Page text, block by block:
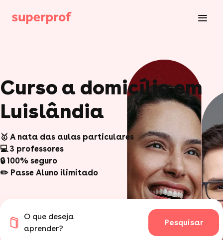
Curso a domicílio em
Luislândia
🥇 A nata das aulas particulares
💻 3 professores
🔒 100% seguro
✏️ Passe Aluno ilimitado
O que deseja
aprender?
Pesquisar